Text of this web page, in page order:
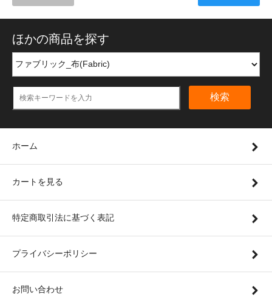
ほかの商品を探す
検索
ホーム
カートを見る
特定商取引法に基づく表記
プライバシーポリシー
お問い合わせ